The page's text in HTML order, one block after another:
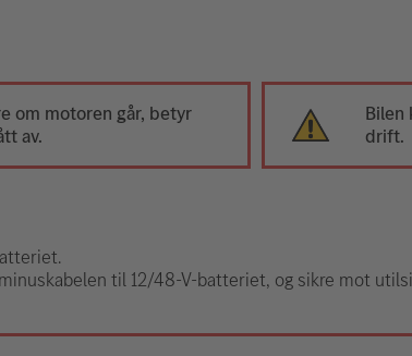
om motoren går, betyr
av.
Bilen
drift.
til 12/48-V-batteriet, og sikre mot